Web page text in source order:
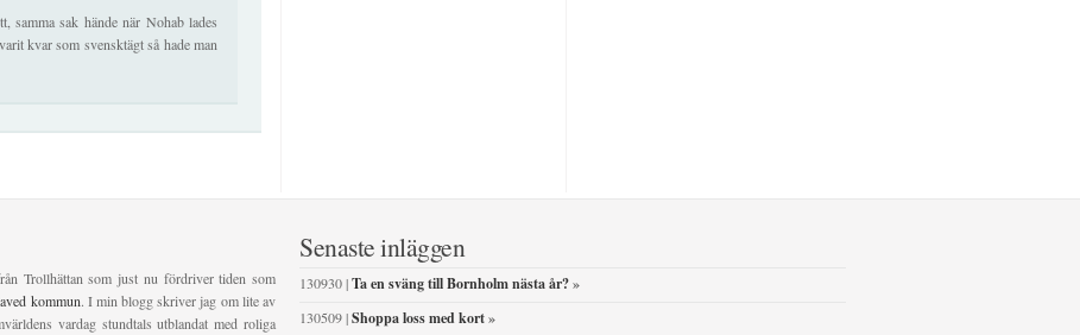
samma sak hände när Nohab lades
kvar som svensktägt så hade man
Trollhättan som just nu fördriver tiden som
kommun. I min blogg skriver jag om lite av
vardag stundtals utblandat med roliga
Senaste inläggen
130930 |Ta en sväng till Bornholm nästa år?»
130509 |Shoppa loss med kort»